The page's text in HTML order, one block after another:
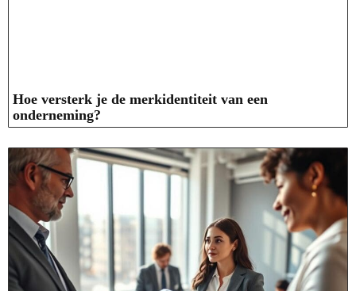
Hoe versterk je de merkidentiteit van een
onderneming?